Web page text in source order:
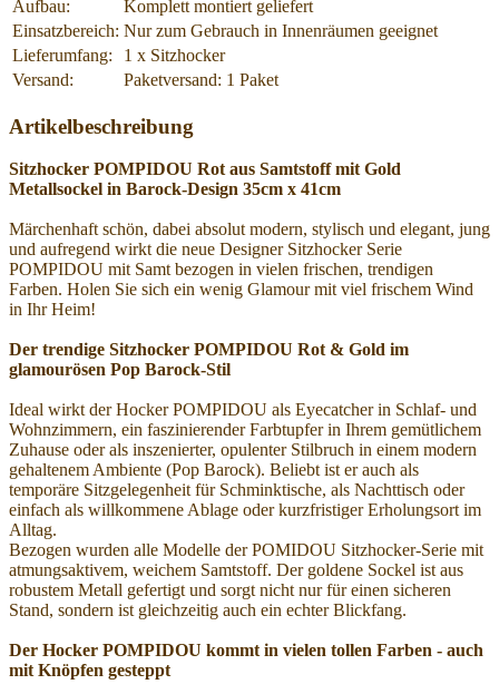
Aufbau:
Komplett montiert geliefert
Einsatzbereich: Nur zum Gebrauch in Innenräumen geeignet
Lieferumfang:
1 x Sitzhocker
Versand:
Paketversand: 1 Paket
Artikelbeschreibung
Sitzhocker POMPIDOU Rot aus Samtstoff mit Gold
Metallsockel in Barock-Design 35cm x 41cm
Märchenhaft schön, dabei absolut modern, stylisch und elegant, jung
und aufregend wirkt die neue Designer Sitzhocker Serie
POMPIDOU mit Samt bezogen in vielen frischen, trendigen
Farben. Holen Sie sich ein wenig Glamour mit viel frischem Wind
in Ihr Heim!
Der trendige Sitzhocker POMPIDOU Rot & Gold im
glamourösen Pop Barock-Stil
Ideal wirkt der Hocker POMPIDOU als Eyecatcher in Schlaf- und
Wohnzimmern, ein faszinierender Farbtupfer in Ihrem gemütlichem
Zuhause oder als inszenierter, opulenter Stilbruch in einem modern
gehaltenem Ambiente (Pop Barock). Beliebt ist er auch als
temporäre Sitzgelegenheit für Schminktische, als Nachttisch oder
einfach als willkommene Ablage oder kurzfristiger Erholungsort im
Alltag.
Bezogen wurden alle Modelle der POMIDOU Sitzhocker-Serie mit
atmungsaktivem, weichem Samtstoff. Der goldene Sockel ist aus
robustem Metall gefertigt und sorgt nicht nur für einen sicheren
Stand, sondern ist gleichzeitig auch ein echter Blickfang.
Der Hocker POMPIDOU kommt in vielen tollen Farben - auch
mit Knöpfen gesteppt